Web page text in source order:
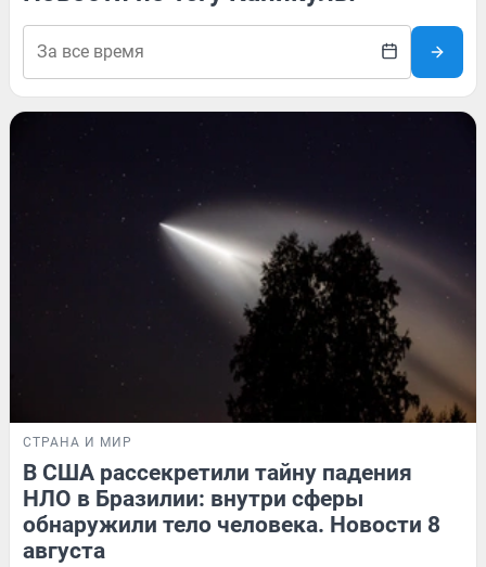
СТРАНА И МИР
В США рассекретили тайну падения
НЛО в Бразилии: внутри сферы
обнаружили тело человека. Новости 8
августа